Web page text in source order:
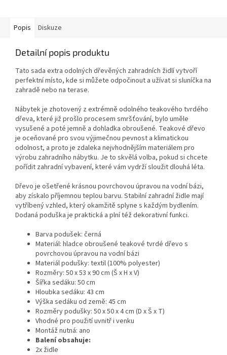
Popis Diskuze
Detailní popis produktu
Tato sada extra odolných dřevěných zahradních židlí vytvoří
perfektní místo, kde si můžete odpočinout a užívat si sluníčka na
zahradě nebo na terase.
Nábytek je zhotovený z extrémně odolného teakového tvrdého
dřeva, které již prošlo procesem smršťování, bylo uměle
vysušené a poté jemně a dohladka obroušené. Teakové dřevo
je oceňované pro svou výjimečnou pevnost a klimatickou
odolnost, a proto je zdaleka nejvhodnějším materiálem pro
výrobu zahradního nábytku. Je to skvělá volba, pokud si chcete
pořídit zahradní vybavení, které vám vydrží sloužit dlouhá léta.
Dřevo je ošetřené krásnou povrchovou úpravou na vodní bázi,
aby získalo příjemnou teplou barvu. Stabilní zahradní židle mají
vytříbený vzhled, který okamžitě splyne s každým bydlením.
Dodaná poduška je praktická a plní též dekorativní funkci.
Barva podušek: černá
Materiál: hladce obroušené teakové tvrdé dřevo s
povrchovou úpravou na vodní bázi
Materiál podušky: textil (100% polyester)
Rozměry: 50 x 53 x 90 cm (Š x H x V)
Šířka sedáku: 50 cm
Hloubka sedáku: 43 cm
Výška sedáku od země: 45 cm
Rozměry podušky: 50 x 50 x 4 cm (D x Š x T)
Vhodné pro použití uvnitř i venku
Montáž nutná: ano
Balení obsahuje:
2x židle